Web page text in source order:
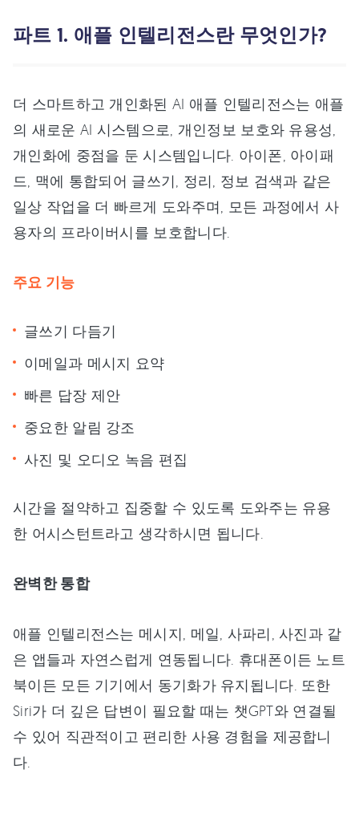
파트 1. 애플 인텔리전스란 무엇인가?
더 스마트하고 개인화된 AI 애플 인텔리전스는 애플
의 새로운 AI 시스템으로, 개인정보 보호와 유용성,
개인화에 중점을 둔 시스템입니다. 아이폰, 아이패
드, 맥에 통합되어 글쓰기, 정리, 정보 검색과 같은
일상 작업을 더 빠르게 도와주며, 모든 과정에서 사
용자의 프라이버시를 보호합니다.
주요 기능
글쓰기 다듬기
이메일과 메시지 요약
빠른 답장 제안
중요한 알림 강조
사진 및 오디오 녹음 편집
시간을 절약하고 집중할 수 있도록 도와주는 유용
한 어시스턴트라고 생각하시면 됩니다.
완벽한 통합
애플 인텔리전스는 메시지, 메일, 사파리, 사진과 같
은 앱들과 자연스럽게 연동됩니다. 휴대폰이든 노트
북이든 모든 기기에서 동기화가 유지됩니다. 또한
Siri가 더 깊은 답변이 필요할 때는 챗GPT와 연결될
수 있어 직관적이고 편리한 사용 경험을 제공합니
다.